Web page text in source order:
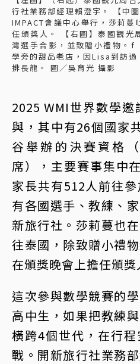
行社業務部經理賴澄宇。 【中
IMPACT會議中心舉行，莎莉
任頒獎人。 【右圖】泰國觀光
灣選手合影，並致贈小禮物。f
學旁的甜品老店，因Lisa到訪
排長龍。 圖／吳育光 攝影
2025 WMI世界數學
與，其中有26個國家
谷舉辦的決賽資格
席），主要賽事集中
家長共有512人前往
有各國選手、教練、
新旅行社。莎莉蔓也
往泰國，除致贈小禮
在頒獎晚會上擔任頒獎
這次參與數學競賽的
高中生，如果把教練
橫跨4個世代，在行
戰。 開新旅行社業務